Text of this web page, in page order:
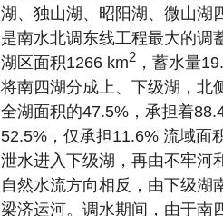
湖、独山湖、昭阳湖、微山湖
是南水北调东线工程最大的调
湖区面积1266 km2 ，蓄水量
将南四湖分成上、下级湖，北
全湖面积的47.5%，承担着
52.5%，仅承担11.6% 流域面
泄水进入下级湖，再由不牢河
自然水流方向相反，由下级湖
梁济运河。调水期间，由于